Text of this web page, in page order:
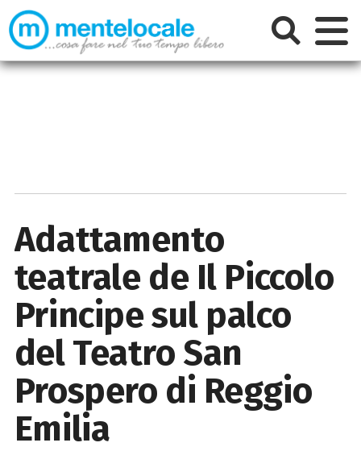
Adattamento
teatrale de Il Piccolo
Principe sul palco
del Teatro San
Prospero di Reggio
Emilia